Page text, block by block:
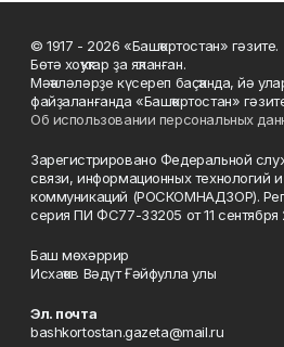
© 1917 - 2026 «Башҡортостан» гәзите.
Бөтә хоҡуҡтар ҙа яҡланған.
Мәҡәләләрҙе күсереп баҫҡанда, йә
файҙаланғанда «Башҡортостан»
Об использовании персональных
Зарегистрировано Федеральной
связи, информационных технологий
коммуникаций (РОСКОМНАДЗОР).
серия ПИ ФС77-33205 от 11 сентября
Баш мөхәррир
Исхаҡов Вәдүт Ғәйфулла улы
Эл. почта
bashkortostan.gazeta@mail.ru